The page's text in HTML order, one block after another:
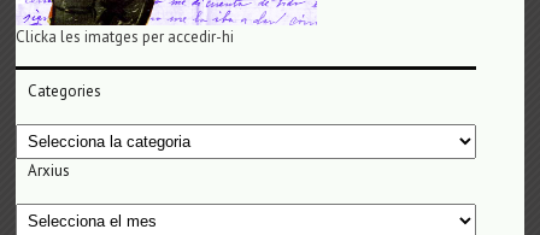
Clicka les imatges per accedir-hi
Categories
Categories
Arxius
Arxius